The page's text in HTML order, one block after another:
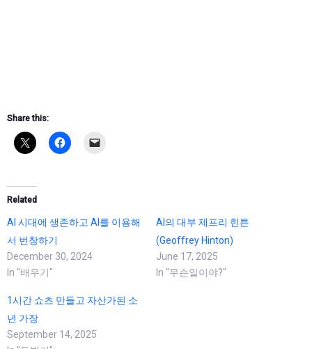
Share this:
Related
AI 시대에 생존하고 AI를 이용해
서 번창하기
December 30, 2024
In "배우기"
AI의 대부 제프리 힌튼
(Geoffrey Hinton)
June 17, 2025
In "무슨일이야?"
1시간 쇼츠 만들고 자산가된 소
년 가장
September 14, 2025